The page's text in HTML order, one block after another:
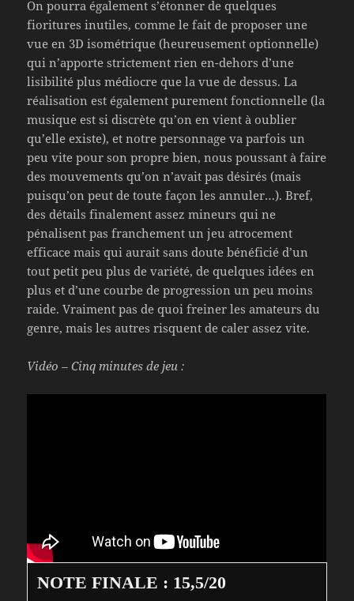
On pourra également s’étonner de quelques
fioritures inutiles, comme le fait de proposer une
vue en 3D isométrique (heureusement optionnelle)
qui n’apporte strictement rien en-dehors d’une
lisibilité plus médiocre que la vue de dessus. La
réalisation est également purement fonctionnelle (la
musique est si discrète qu’on en vient à oublier
qu’elle existe), et notre personnage va parfois un
peu vite pour son propre bien, nous poussant à faire
des mouvements qu’on n’avait pas désirés (mais
puisqu’on peut de toute façon les annuler…). Bref,
des détails finalement assez mineurs qui ne
pénalisent pas franchement un jeu atrocement
efficace mais qui aurait sans doute bénéficié d’un
tout petit peu plus de variété, de quelques idées en
plus et d’une courbe de progression un peu moins
raide. Vraiment pas de quoi freiner les amateurs du
genre, mais les autres risquent de caler assez vite.
Vidéo – Cinq minutes de jeu :
NOTE FINALE : 15,5/20